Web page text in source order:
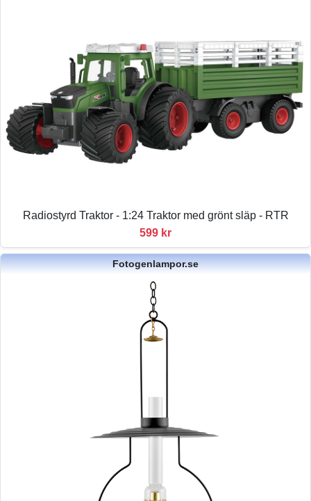
Radiostyrd Traktor - 1:24 Traktor med grönt släp - RTR
599 kr
Fotogenlampor.se